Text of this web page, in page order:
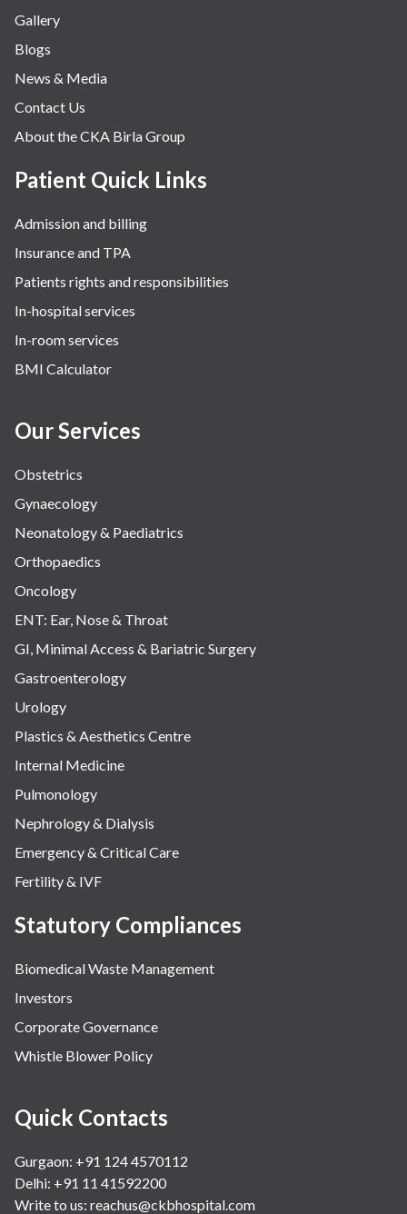
Gallery
Blogs
News & Media
Contact Us
About the CKA Birla Group
Patient Quick Links
Admission and billing
Insurance and TPA
Patients rights and responsibilities
In-hospital services
In-room services
BMI Calculator
Our Services
Obstetrics
Gynaecology
Neonatology & Paediatrics
Orthopaedics
Oncology
ENT: Ear, Nose & Throat
GI, Minimal Access & Bariatric Surgery
Gastroenterology
Urology
Plastics & Aesthetics Centre
Internal Medicine
Pulmonology
Nephrology & Dialysis
Emergency & Critical Care
Fertility & IVF
Statutory Compliances
Biomedical Waste Management
Investors
Corporate Governance
Whistle Blower Policy
Quick Contacts
Gurgaon: +91 124 4570112
Delhi: +91 11 41592200
Write to us: reachus@ckbhospital.com